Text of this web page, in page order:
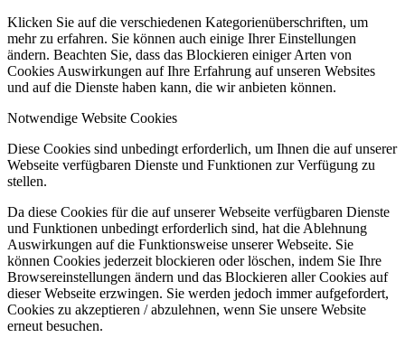
Klicken Sie auf die verschiedenen Kategorienüberschriften, um
mehr zu erfahren. Sie können auch einige Ihrer Einstellungen
ändern. Beachten Sie, dass das Blockieren einiger Arten von
Cookies Auswirkungen auf Ihre Erfahrung auf unseren Websites
und auf die Dienste haben kann, die wir anbieten können.
Notwendige Website Cookies
Diese Cookies sind unbedingt erforderlich, um Ihnen die auf unserer
Webseite verfügbaren Dienste und Funktionen zur Verfügung zu
stellen.
Da diese Cookies für die auf unserer Webseite verfügbaren Dienste
und Funktionen unbedingt erforderlich sind, hat die Ablehnung
Auswirkungen auf die Funktionsweise unserer Webseite. Sie
können Cookies jederzeit blockieren oder löschen, indem Sie Ihre
Browsereinstellungen ändern und das Blockieren aller Cookies auf
dieser Webseite erzwingen. Sie werden jedoch immer aufgefordert,
Cookies zu akzeptieren / abzulehnen, wenn Sie unsere Website
erneut besuchen.